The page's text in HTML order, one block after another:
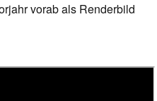
vorab als Renderbild